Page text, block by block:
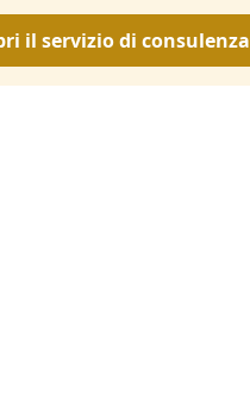
il servizio di consulenza